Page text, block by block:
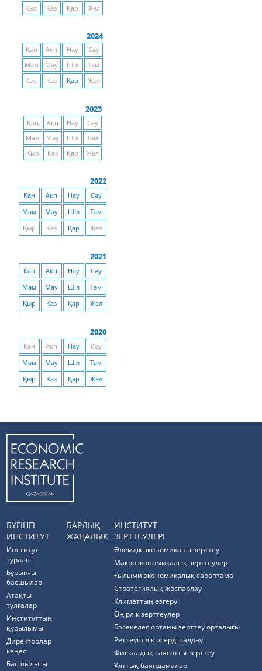
Қыр Қаз Қар Жел
2024
Қаң Ақп Нау
Сәу
Мам
Мау Шіл
Там
Қыр
Қаз Қар Жел
2023
Қаң Ақп Нау
Сәу
Мам
Мау Шіл
Там
Қыр
Қаз Қар Жел
2022
Қаң Ақп Нау
Сәу
Мам
Мау Шіл
Там
Қыр
Қаз Қар Жел
2021
Қаң Ақп Нау
Сәу
Мам
Мау Шіл
Там
Қыр
Қаз Қар Жел
2020
Қаң Ақп Нау
Сәу
Мам
Мау Шіл
Там
Қыр
Қаз Қар Жел
БҮГІНГІ
ИНСТИТУТ
Институт
туралы
Бұрынғы
басшылар
Атақты
тұлғалар
Институттың
құрылымы
Директорлар
кеңесі
Басшылығы
БАРЛЫҚ
ЖАҢАЛЫҚ
ИНСТИТУТ
ЗЕРТТЕУЛЕРІ
Әлемдік экономиканы зерттеу
Макроэкономикалық зерттеулер
Ғылыми экономикалық сараптама
Стратегиялық жоспарлау
Климаттың өзгеруі
Өңірлік зерттеулер
Бәсекелес ортаны зерттеу орталығы
Реттеушілік әсерді талдау
Фискалдық саясатты зерттеу
Ұлттық баяндамалар